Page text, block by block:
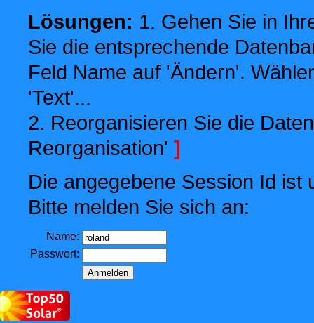
Lösungen: 1. Gehen Sie in
Sie die entsprechende
Feld Name auf 'Ändern'.
'Text'...
2. Reorganisieren Sie die
Reorganisation' ]
Die angegebene Session Id ist
Bitte melden Sie sich an:
Name:
Passwort: